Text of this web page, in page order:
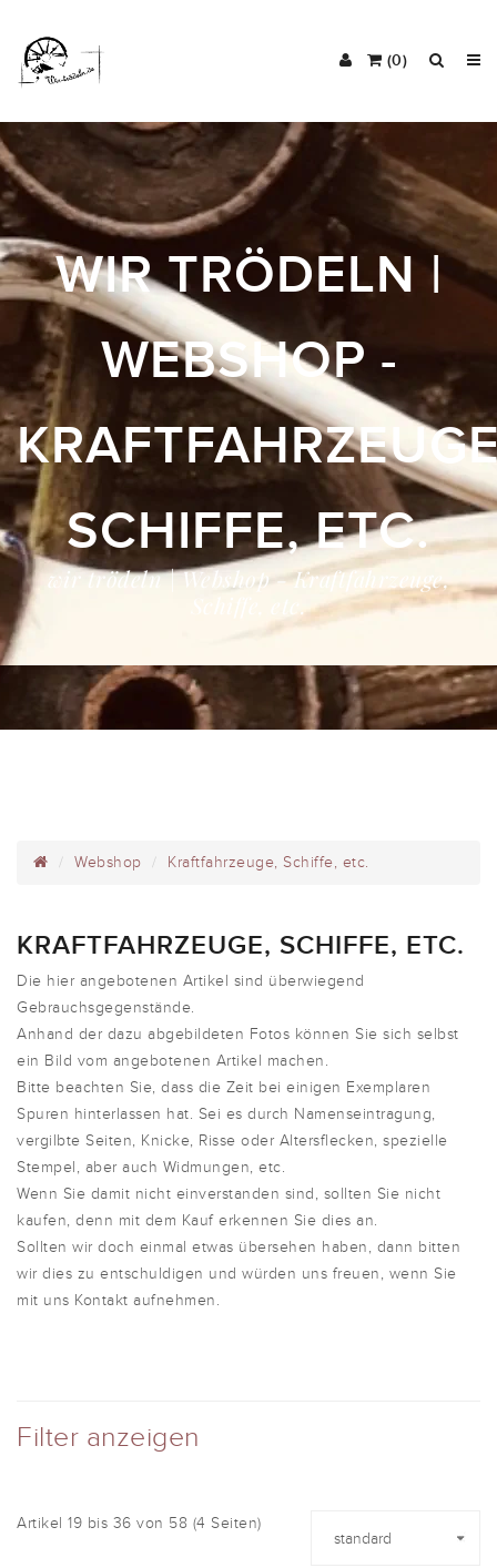
(0)
WIR TRÖDELN |
WEBSHOP -
SCHIFFE, ETC.
wir trödeln | Webshop - Kraftfahrzeuge,
Schiffe, etc.
Webshop Kraftfahrzeuge, Schiffe, etc.
KRAFTFAHRZEUGE, SCHIFFE, ETC.
Die hier angebotenen Artikel sind überwiegend
Gebrauchsgegenstände.
Anhand der dazu abgebildeten Fotos können Sie sich selbst
ein Bild vom angebotenen Artikel machen.
Bitte beachten Sie, dass die Zeit bei einigen Exemplaren
Spuren hinterlassen hat. Sei es durch Namenseintragung,
vergilbte Seiten, Knicke, Risse oder Altersflecken, spezielle
Stempel, aber auch Widmungen, etc.
Wenn Sie damit nicht einverstanden sind, sollten Sie nicht
kaufen, denn mit dem Kauf erkennen Sie dies an.
Sollten wir doch einmal etwas übersehen haben, dann bitten
wir dies zu entschuldigen und würden uns freuen, wenn Sie
mit uns Kontakt aufnehmen.
Filter anzeigen
Artikel 19 bis 36 von 58 (4 Seiten)